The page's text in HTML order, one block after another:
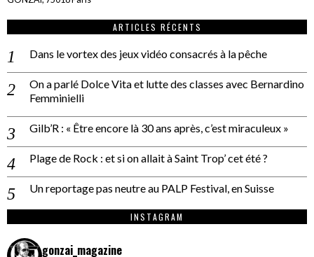
ARTICLES RÉCENTS
Dans le vortex des jeux vidéo consacrés à la pêche
On a parlé Dolce Vita et lutte des classes avec Bernardino
Femminielli
Gilb’R : « Être encore là 30 ans après, c’est miraculeux »
Plage de Rock : et si on allait à Saint Trop’ cet été ?
Un reportage pas neutre au PALP Festival, en Suisse
INSTAGRAM
gonzai_magazine